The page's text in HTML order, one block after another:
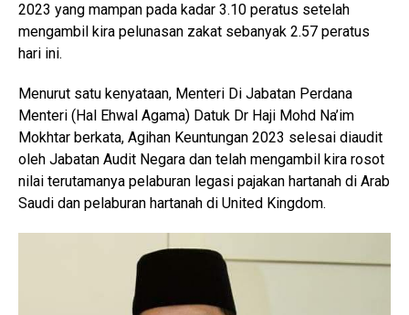
2023 yang mampan pada kadar 3.10 peratus setelah
mengambil kira pelunasan zakat sebanyak 2.57 peratus
hari ini.
Menurut satu kenyataan, Menteri Di Jabatan Perdana
Menteri (Hal Ehwal Agama) Datuk Dr Haji Mohd Na’im
Mokhtar berkata, Agihan Keuntungan 2023 selesai diaudit
oleh Jabatan Audit Negara dan telah mengambil kira rosot
nilai terutamanya pelaburan legasi pajakan hartanah di Arab
Saudi dan pelaburan hartanah di United Kingdom.